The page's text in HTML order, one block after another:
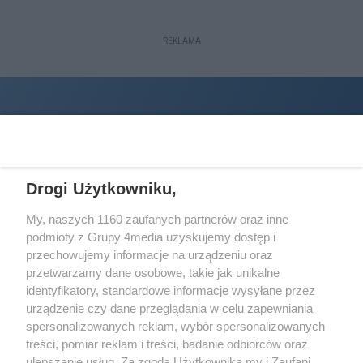
REKLAMA
Wydawcąhalorzeszow.pljest:
STOWARZYSZENIE INICJATYW SPOŁECZNYCH PERSPEKTYWA
Adres do korespondencji:
ul. Piastów 3/20
35-077 Rzeszów
kontakt@halorzeszow.pl
Drogi Użytkowniku,
My, naszych 1160 zaufanych partnerów oraz inne
podmioty z Grupy 4media uzyskujemy dostęp i
przechowujemy informacje na urządzeniu oraz
przetwarzamy dane osobowe, takie jak unikalne
identyfikatory, standardowe informacje wysyłane przez
urządzenie czy dane przeglądania w celu zapewniania
spersonalizowanych reklam, wybór spersonalizowanych
treści, pomiar reklam i treści, badanie odbiorców oraz